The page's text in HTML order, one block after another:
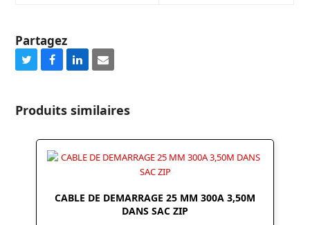
Partagez
Share
Twitter
Share
Facebook
Share
LinkedIn
Share
Email
Produits similaires
CABLE DE DEMARRAGE 25 MM 300A 3,50M
DANS SAC ZIP